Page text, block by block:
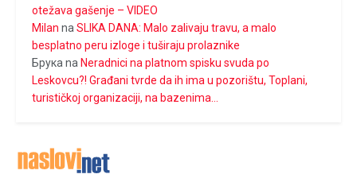
otežava gašenje – VIDEO
Milan na SLIKA DANA: Malo zalivaju travu, a malo
besplatno peru izloge i tuširaju prolaznike
Брука na Neradnici na platnom spisku svuda po
Leskovcu?! Građani tvrde da ih ima u pozorištu, Toplani,
turističkoj organizaciji, na bazenima…